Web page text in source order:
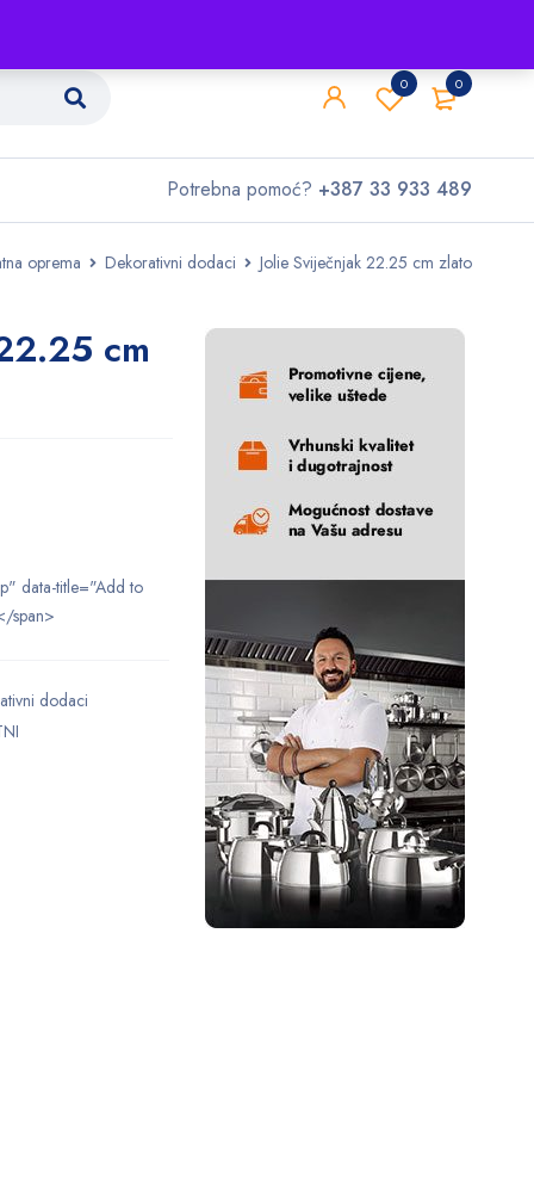
0
0
Potrebna pomoć? +387 33 933 489
oprema Dekorativni dodaci Jolie Sviječnjak 22.25 cm zlato
cm
data-title="Add to
span>
dodaci